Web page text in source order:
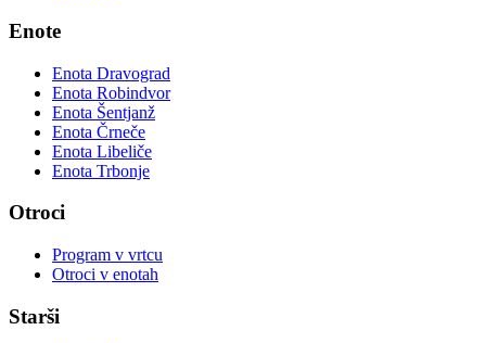
Enote
Enota Dravograd
Enota Robindvor
Enota Šentjanž
Enota Črneče
Enota Libeliče
Enota Trbonje
Otroci
Program v vrtcu
Otroci v enotah
Starši